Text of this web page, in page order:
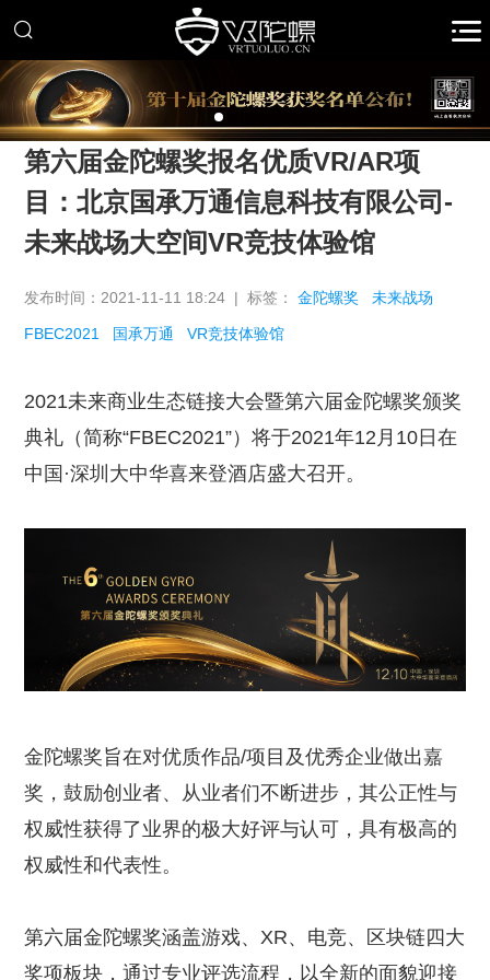
推广
第六届金陀螺奖报名优质VR/AR项
目：北京国承万通信息科技有限公司-
未来战场大空间VR竞技体验馆
发布时间：2021-11-11 18:24 | 标签：金陀螺奖 未来战场
FBEC2021 国承万通 VR竞技体验馆
2021未来商业生态链接大会暨第六届金陀螺奖颁奖
典礼（简称“FBEC2021”）将于2021年12月10日在
中国·深圳大中华喜来登酒店盛大召开。
金陀螺奖旨在对优质作品/项目及优秀企业做出嘉
奖，鼓励创业者、从业者们不断进步，其公正性与
权威性获得了业界的极大好评与认可，具有极高的
权威性和代表性。
第六届金陀螺奖涵盖游戏、XR、电竞、区块链四大
奖项板块，通过专业评选流程，以全新的面貌迎接